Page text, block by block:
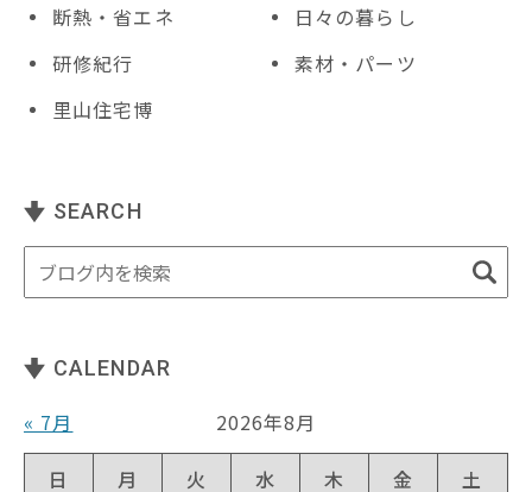
断熱・省エネ
日々の暮らし
研修紀行
素材・パーツ
里山住宅博
SEARCH
CALENDAR
« 7月
2026年8月
日
月 火 水 木 金
土